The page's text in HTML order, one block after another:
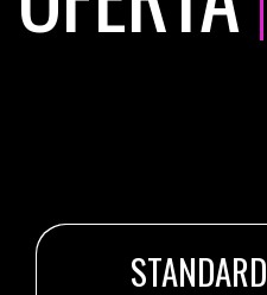
STANDARD